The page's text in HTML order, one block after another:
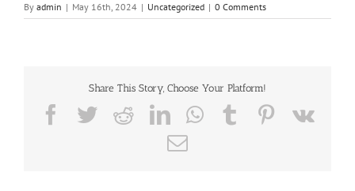
By admin | May 16th, 2024 | Uncategorized | 0 Comments
Share This Story, Choose Your Platform!
Facebook
TwitterRedditLinkedInWhatsApp
TumblrPinterest
Vk
Email